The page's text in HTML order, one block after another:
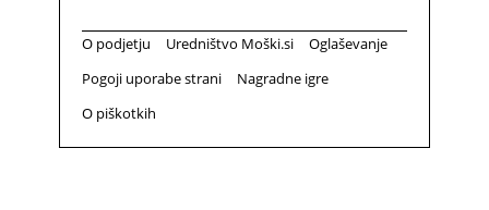
O podjetju Uredništvo Moški.si
Oglaševanje
Pogoji uporabe strani
Nagradne igre
O piškotkih